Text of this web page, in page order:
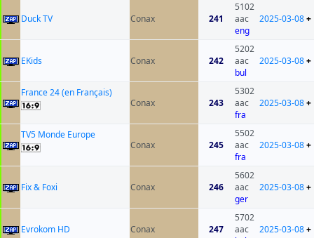
Duck TV Conax 241
5102
aac
eng
2025-03-08+
EKids Conax 242
5202
aac
bul
2025-03-08+
France 24 (en Français)
Conax
243
5302
aac
fra
2025-03-08+
TV5 Monde Europe
Conax
245
5502
aac
fra
2025-03-08+
Fix & Foxi Conax 246
5602
aac
ger
2025-03-08+
Evrokom HD Conax 247
5702
aac
2025-03-08+